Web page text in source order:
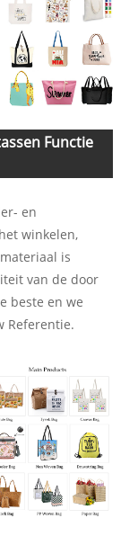
Functie
en
winkelen,
is
van de door
beste en we
Referentie.